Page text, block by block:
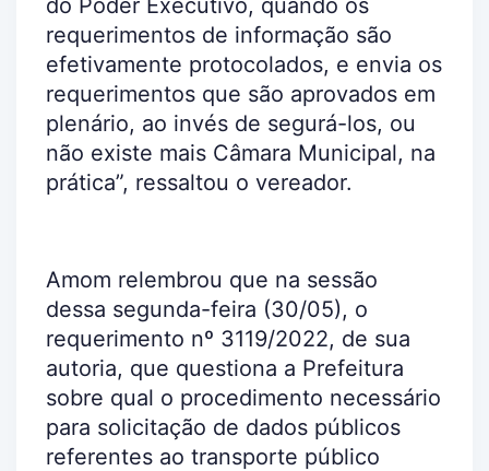
do Poder Executivo, quando os
requerimentos de informação são
efetivamente protocolados, e envia os
requerimentos que são aprovados em
plenário, ao invés de segurá-los, ou
não existe mais Câmara Municipal, na
prática”, ressaltou o vereador.
Amom relembrou que na sessão
dessa segunda-feira (30/05), o
requerimento nº 3119/2022, de sua
autoria, que questiona a Prefeitura
sobre qual o procedimento necessário
para solicitação de dados públicos
referentes ao transporte público